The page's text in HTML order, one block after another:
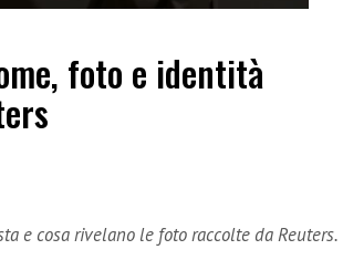
foto e identità
e cosa rivelano le foto raccolte da Reuters.